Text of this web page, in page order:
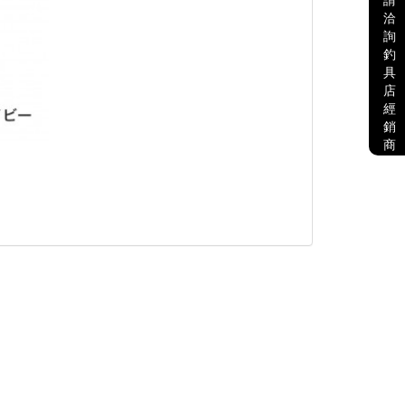
洽
詢
釣
具
店
經
銷
商